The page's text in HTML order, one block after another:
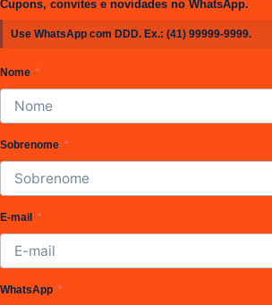
Cupons, convites e novidades no WhatsApp.
Use WhatsApp com DDD. Ex.: (41) 99999-9999.
Nome
Sobrenome
E-mail
WhatsApp